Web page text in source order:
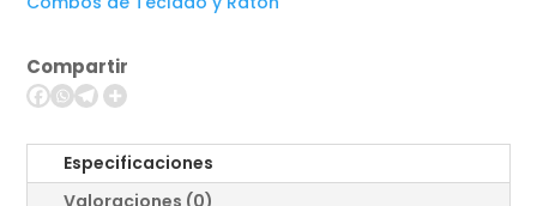
y
-
MK235
Compartir
Especificaciones